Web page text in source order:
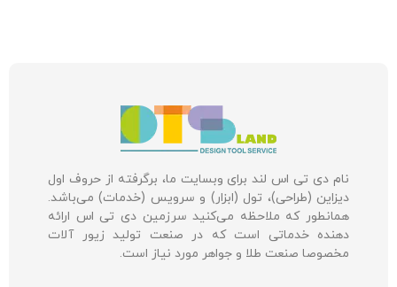
نام دی تی اس لند برای وبسایت ما، برگرفته از حروف اول
دیزاین (طراحی)، تول (ابزار) و سرویس (خدمات) می‌باشد.
همانطور که ملاحظه می‌کنید سرزمین دی تی اس ارائه
دهنده خدماتی است که در صنعت تولید زیور آلات
مخصوصا صنعت طلا و جواهر مورد نیاز است.